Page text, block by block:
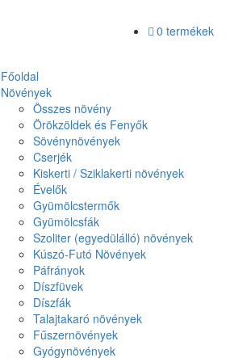
0 termékek
Főoldal
Növények
Összes növény
Örökzöldek és Fenyők
Sövénynövények
Cserjék
Kiskerti / Sziklakerti növények
Évelők
Gyümölcstermők
Gyümölcsfák
Szoliter (egyedülálló) növények
Kúszó-Futó Növények
Páfrányok
Díszfüvek
Díszfák
Talajtakaró növények
Fűszernövények
Gyógynövények